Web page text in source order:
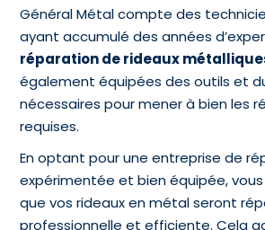
Général Métal compte des
ayant accumulé des années
réparation de rideaux
également équipées des outils et
nécessaires pour mener à bien les
requises.
En optant pour une entreprise de
expérimentée et bien équipée,
que vos rideaux en métal seront
professionnelle et efficiente. Cela